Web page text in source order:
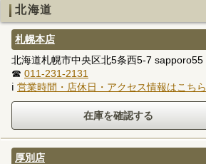
北海道
札幌本店
北海道札幌市中央区北5条西5-7 sapporo55
☎ 011-231-2131
ℹ 営業時間・店休日・アクセス情報はこちら
厚別店